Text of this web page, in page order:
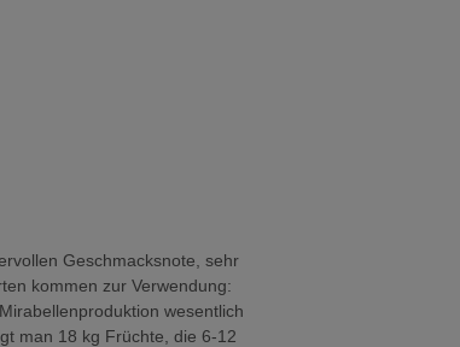
Geschmacksnote, sehr
kommen zur Verwendung:
wesentlich
man 18 kg Früchte, die 6-12